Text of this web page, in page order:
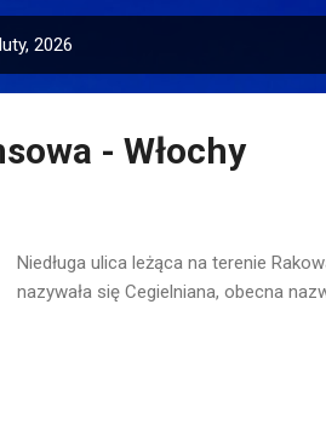
2026
- Włochy
Niedługa ulica leżąca na terenie
nazywała się Cegielniana, obecna